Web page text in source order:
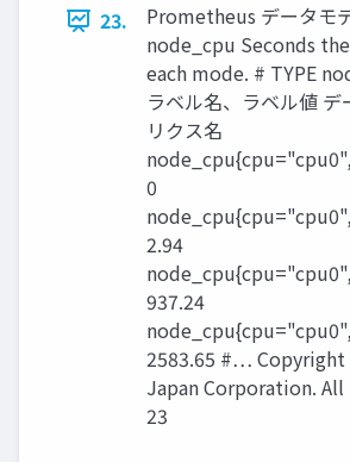
23.
Prometheus データモ
node_cpu Seconds
each mode. # TYPE
ラベル名、ラベル値 デ
リクス名
0
2.94
937.24
2583.65 #… Copyright
Japan Corporation. All
23